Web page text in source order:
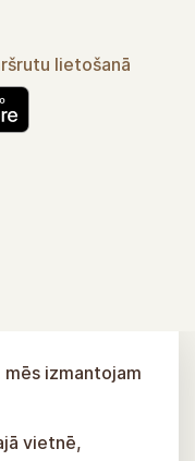
lietošanā
izmantojam
vietnē,